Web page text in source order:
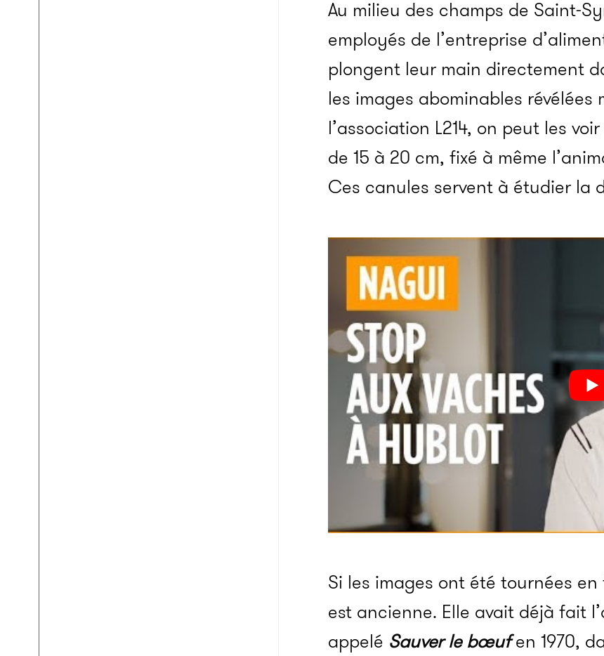
Au milieu des champs de Saint-
employés de l’entreprise
plongent leur main directement
les images abominables révélées
l’association L214, on peut les
de 15 à 20 cm, fixé à même
Ces canules servent à étudier la
Si les images ont été tournées
est ancienne. Elle avait déjà fait
appelé Sauver le bœufen 1970,